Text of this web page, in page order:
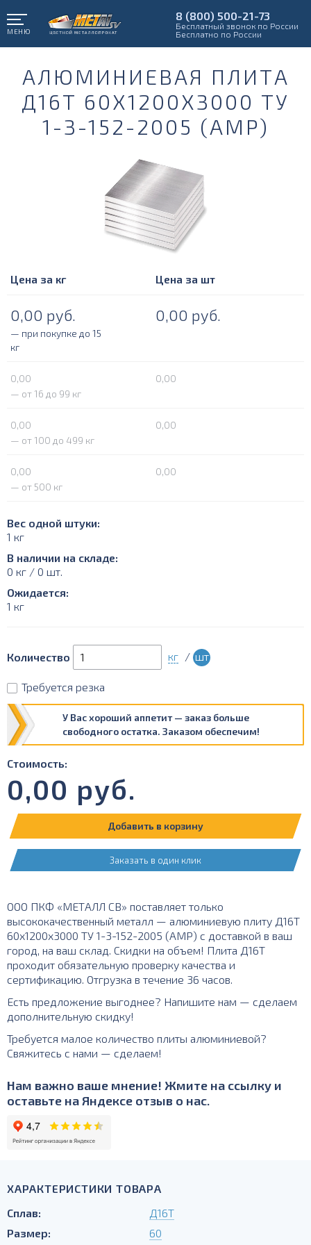
МЕНЮ
8 (800) 500-21-73
Бесплатный звонок по России
Бесплатно по России
АЛЮМИНИЕВАЯ ПЛИТА
Д16Т 60Х1200Х3000 ТУ
1-3-152-2005 (АМР)
Цена за кг Цена за шт
0,00 руб. 0,00 руб.
— при покупке до 15
кг
0,00
0,00
— от 16 до 99 кг
0,00
0,00
— от 100 до 499 кг
0,00
0,00
— от 500 кг
Вес одной штуки:
1 кг
В наличии на складе:
0 кг / 0 шт.
Ожидается:
1 кг
Количество кг / шт
Требуется резка
У Вас хороший аппетит — заказ больше
свободного остатка. Заказом обеспечим!
Стоимость:
0,00 руб.
Добавить в корзину
Заказать в один клик
ООО ПКФ «МЕТАЛЛ СВ» поставляет только
высококачественный металл — алюминиевую плиту Д16Т
60х1200х3000 ТУ 1-3-152-2005 (АМР) с доставкой в ваш
город, на ваш склад. Скидки на объем! Плита Д16Т
проходит обязательную проверку качества и
сертификацию. Отгрузка в течение 36 часов.
Есть предложение выгоднее? Напишите нам — сделаем
дополнительную скидку!
Требуется малое количество плиты алюминиевой?
Свяжитесь с нами — сделаем!
Нам важно ваше мнение! Жмите на ссылку и
оставьте на Яндексе отзыв о нас.
ХАРАКТЕРИСТИКИ ТОВАРА
Сплав:
Д16Т
Размер:
60